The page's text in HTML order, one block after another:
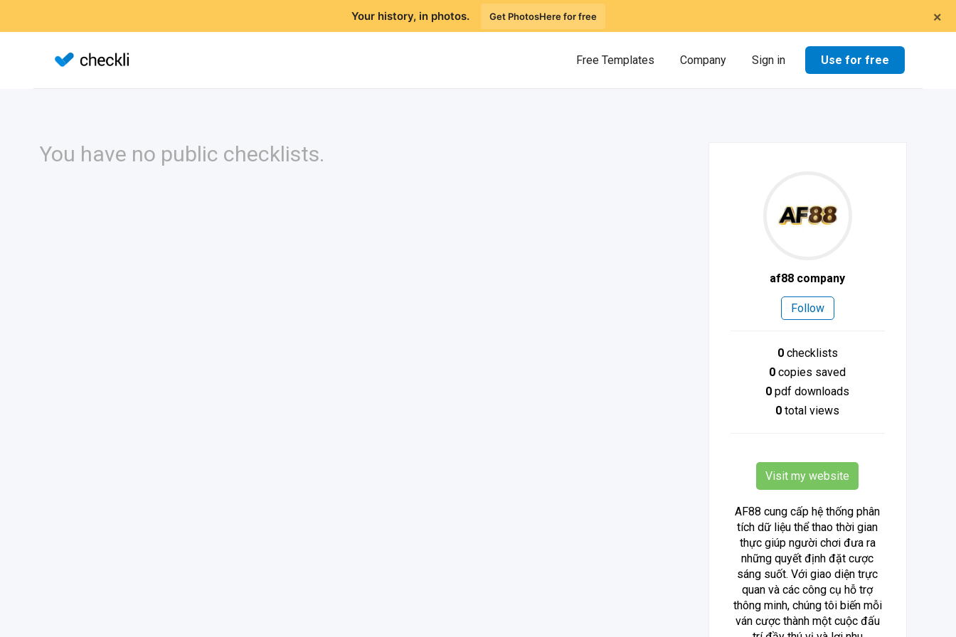
×
Your history, in photos. Get PhotosHere for free
Free Templates Company Sign in Use for free
You have no public checklists.
af88 company
Follow
0checklists
0 copies saved
0 pdf downloads
0 total views
Visit my website
AF88 cung cấp hệ thống phân
tích dữ liệu thể thao thời gian
thực giúp người chơi đưa ra
những quyết định đặt cược
sáng suốt. Với giao diện trực
quan và các công cụ hỗ trợ
thông minh, chúng tôi biến mỗi
ván cược thành một cuộc đấu